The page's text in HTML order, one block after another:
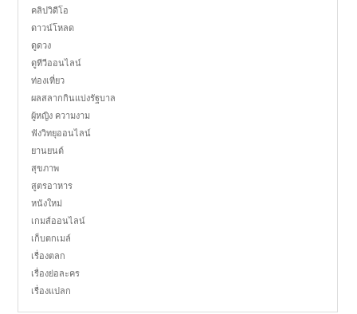
คลิปวิดีโอ
ดาวน์โหลด
ดูดวง
ดูทีวีออนไลน์
ท่องเที่ยว
ผลสลากกินแบ่งรัฐบาล
ผู้หญิง ความงาม
ฟังวิทยุออนไลน์
ยานยนต์
สุขภาพ
สูตรอาหาร
หนังใหม่
เกมส์ออนไลน์
เก็บตกเมล์
เรื่องตลก
เรื่องย่อละคร
เรื่องแปลก